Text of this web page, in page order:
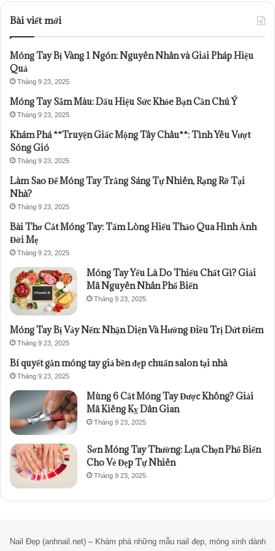
Bài viết mới
Móng Tay Bị Vàng 1 Ngón: Nguyên Nhân và Giải Pháp Hiệu
Quả
Tháng 9 23, 2025
Móng Tay Sẫm Màu: Dấu Hiệu Sức Khỏe Bạn Cần Chú Ý
Tháng 9 23, 2025
Khám Phá **Truyện Giấc Mộng Tây Châu**: Tình Yêu Vượt
Sóng Gió
Tháng 9 23, 2025
Làm Sao Để Móng Tay Trắng Sáng Tự Nhiên, Rạng Rỡ Tại
Nhà?
Tháng 9 23, 2025
Bài Thơ Cắt Móng Tay: Tấm Lòng Hiếu Thảo Qua Hình Ảnh
Đời Mẹ
Tháng 9 23, 2025
Móng Tay Yếu Là Do Thiếu Chất Gì? Giải
Mã Nguyên Nhân Phổ Biến
Tháng 9 23, 2025
Móng Tay Bị Vảy Nến: Nhận Diện Và Hướng Điều Trị Dứt Điểm
Tháng 9 23, 2025
Bí quyết gắn móng tay giả bền đẹp chuẩn salon tại nhà
Tháng 9 23, 2025
Mùng 6 Cắt Móng Tay Được Không? Giải
Mã Kiêng Kỵ Dân Gian
Tháng 9 23, 2025
Sơn Móng Tay Thường: Lựa Chọn Phổ Biến
Cho Vẻ Đẹp Tự Nhiên
Tháng 9 23, 2025
Nail Đẹp (anhnail.net) – Khám phá những mẫu nail đẹp, móng xinh dành